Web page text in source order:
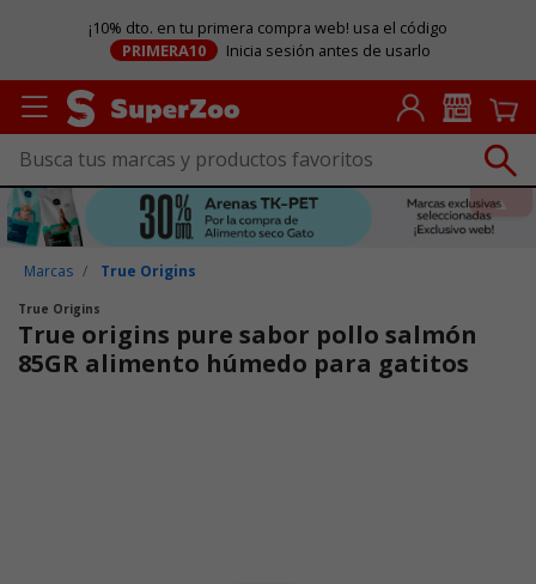
¡10% dto. en tu primera compra web! usa el código
PRIMERA10
Inicia sesión antes de usarlo
Marcas True Origins
True Origins
True origins pure sabor pollo salmón
85GR alimento húmedo para gatitos